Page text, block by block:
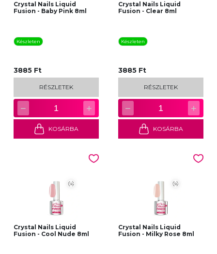
Crystal Nails Liquid
Fusion - Baby Pink 8ml
Készleten
3885 Ft
RÉSZLETEK
− 1 +
KOSÁRBA
Crystal Nails Liquid
Fusion - Clear 8ml
Készleten
3885 Ft
RÉSZLETEK
− 1 +
KOSÁRBA
Crystal Nails Liquid
Fusion - Cool Nude 8ml
Crystal Nails Liquid
Fusion - Milky Rose 8ml